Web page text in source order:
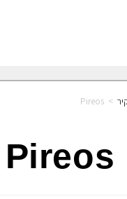
>
Pireos
Pireos